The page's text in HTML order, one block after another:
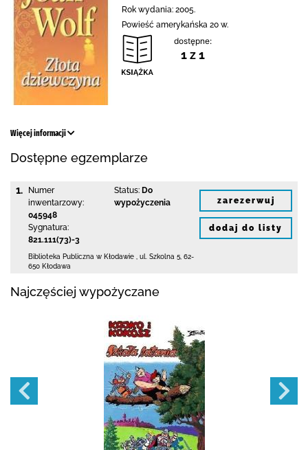
Rok wydania: 2005.
Powieść amerykańska 20 w.
dostępne:
1 z 1
Więcej informacji
Dostępne egzemplarze
1.
Numer
inwentarzowy:
045948
Sygnatura:
821.111(73)-3
Status: Do
wypożyczenia
Biblioteka Publiczna w Kłodawie ul. Szkolna 5 62-
650 Kłodawa
zarezerwuj
dodaj do listy
Najczęściej wypożyczane